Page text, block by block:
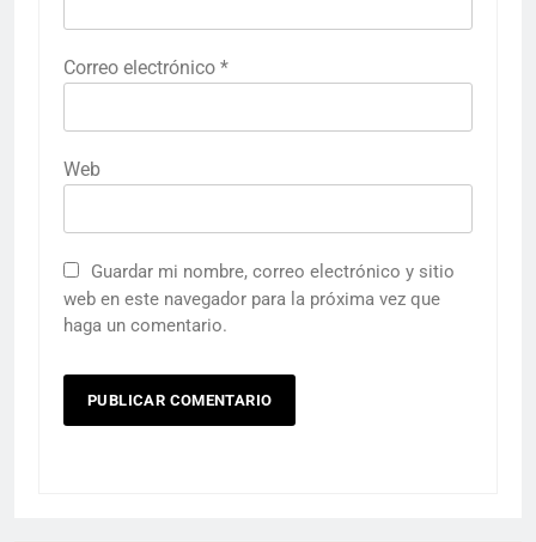
Correo electrónico *
Web
Guardar mi nombre, correo electrónico y sitio
web en este navegador para la próxima vez que
haga un comentario.